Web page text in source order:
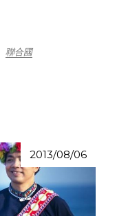
聯合國
2013/08/06